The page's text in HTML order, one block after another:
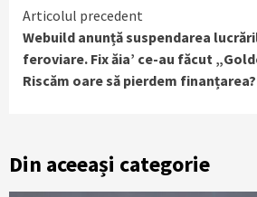
Continue
Reading
Articolul precedent
Webuild anunță suspendarea
feroviare. Fix ăia’ ce-au făcut
Riscăm oare să pierdem finanțarea?
Din aceeași categorie